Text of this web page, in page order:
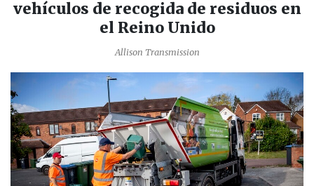
vehículos de recogida de residuos en
el Reino Unido
Allison Transmission